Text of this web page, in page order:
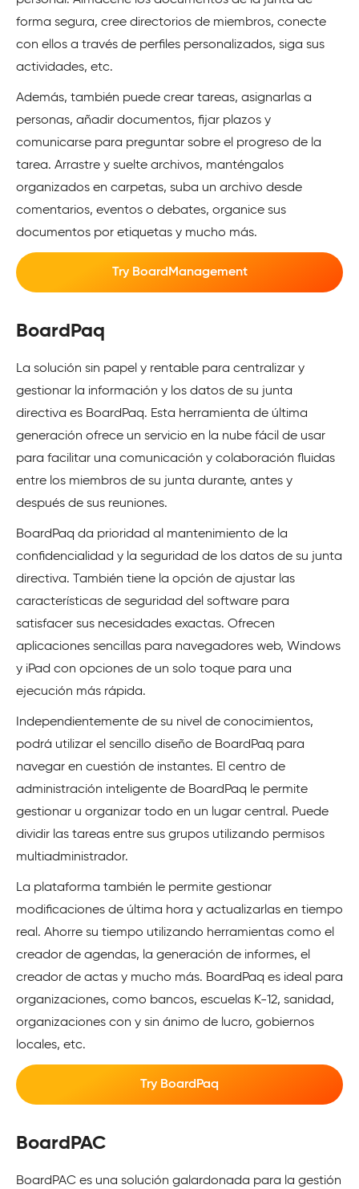
forma segura, cree directorios de miembros, conecte
con ellos a través de perfiles personalizados, siga sus
actividades, etc.
Además, también puede crear tareas, asignarlas a
personas, añadir documentos, fijar plazos y
comunicarse para preguntar sobre el progreso de la
tarea. Arrastre y suelte archivos, manténgalos
organizados en carpetas, suba un archivo desde
comentarios, eventos o debates, organice sus
documentos por etiquetas y mucho más.
Try BoardManagement
BoardPaq
La solución sin papel y rentable para centralizar y
gestionar la información y los datos de su junta
directiva es BoardPaq. Esta herramienta de última
generación ofrece un servicio en la nube fácil de usar
para facilitar una comunicación y colaboración fluidas
entre los miembros de su junta durante, antes y
después de sus reuniones.
BoardPaq da prioridad al mantenimiento de la
confidencialidad y la seguridad de los datos de su junta
directiva. También tiene la opción de ajustar las
características de seguridad del software para
satisfacer sus necesidades exactas. Ofrecen
aplicaciones sencillas para navegadores web, Windows
y iPad con opciones de un solo toque para una
ejecución más rápida.
Independientemente de su nivel de conocimientos,
podrá utilizar el sencillo diseño de BoardPaq para
navegar en cuestión de instantes. El centro de
administración inteligente de BoardPaq le permite
gestionar u organizar todo en un lugar central. Puede
dividir las tareas entre sus grupos utilizando permisos
multiadministrador.
La plataforma también le permite gestionar
modificaciones de última hora y actualizarlas en tiempo
real. Ahorre su tiempo utilizando herramientas como el
creador de agendas, la generación de informes, el
creador de actas y mucho más. BoardPaq es ideal para
organizaciones, como bancos, escuelas K-12, sanidad,
organizaciones con y sin ánimo de lucro, gobiernos
locales, etc.
Try BoardPaq
BoardPAC
BoardPAC es una solución galardonada para la gestión